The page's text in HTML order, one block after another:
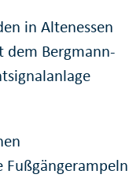
in Altenessen
dem Bergmann-
Fußgängerampeln